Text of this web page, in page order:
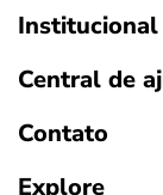
Institucional
Central de
Contato
Explore